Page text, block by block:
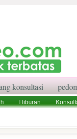
konsultasi
Hiburan